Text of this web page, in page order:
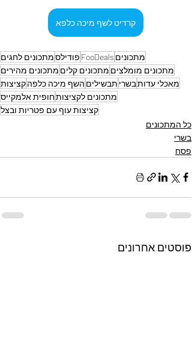
קרדיט לשף מיכה כלפא
מתכונים FooDeals פודילסמתכונים לחגים
מתכונים מומלצים מתכונים קלים מתכונים מהירים
מאכלי עדותבשרי תבשילים השף מיכה כלפהקציצות
מתכונים לקציצותחופית אלמקייס
קציצות עוף עם פטריות ובצל
כל המתכונים
בשרי
פסח
פוסטים אחרונים